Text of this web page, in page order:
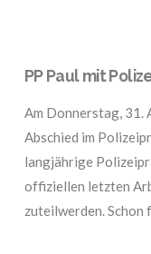
PP Paul mit
Am Donnerstag, 31.
Abschied im
langjährige
offiziellen letzten
zuteilwerden. Schon